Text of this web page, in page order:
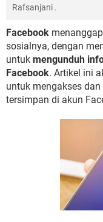
TEWAS HOLDEM UNTUK
Reset Akun Facebook yang
Front Office dan Back Office
Jenis-jenis Network atau
Rafsanjani .
Facebook
sosialnya, dengan
untuk mengunduh
Facebook. Artikel ini
untuk mengakses
tersimpan di akun